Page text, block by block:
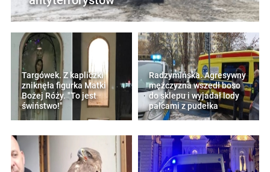
Targówek. Z kapliczki
zniknęła figurka Matki
Bożej Róży. "To jest
świństwo!"
Radzymińska. Agresywny
mężczyzna wszedł boso
do sklepu i wyjadał lody
palcami z pudełka